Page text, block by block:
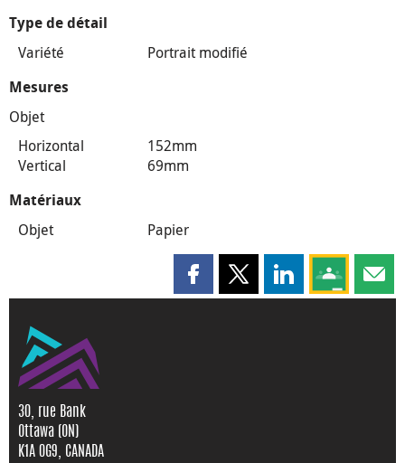
Type de détail
Variété Portrait modifié
Mesures
Objet
Horizontal
152mm
Vertical
69mm
Matériaux
Objet Papier
Partager cette page sur
Partager cette page sur X
Partager cette
Partagez
30, rue Bank
Ottawa (ON)
K1A 0G9, CANADA